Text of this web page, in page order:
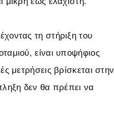
τη στήριξη του
είναι υποψήφιος
μετρήσεις βρίσκεται στην
δεν θα πρέπει να